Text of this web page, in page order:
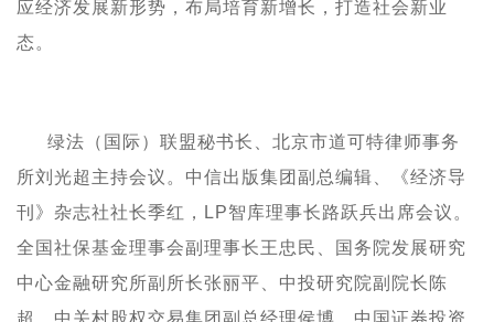
应经济发展新形势，布局培育新增长，打造社会新业
态。
绿法（国际）联盟秘书长、北京市道可特律师事务
所刘光超主持会议。中信出版集团副总编辑、《经济导
刊》杂志社社长季红，
LP智库理事长路跃兵出席会议。
全国社保基金理事会副理事长王忠民、国务院发展研究
中心金融研究所副所长张丽平、中投研究院副院长陈
超、中关村股权交易集团副总经理侯博、中国证券投资